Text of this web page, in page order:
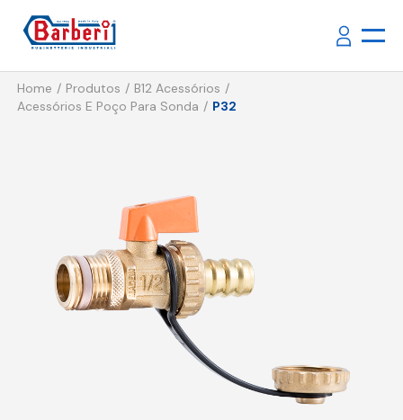
Home Produtos
B12 Acessórios
Acessórios E Poço Para Sonda
P32